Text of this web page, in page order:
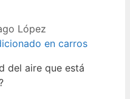
López
del aire que está